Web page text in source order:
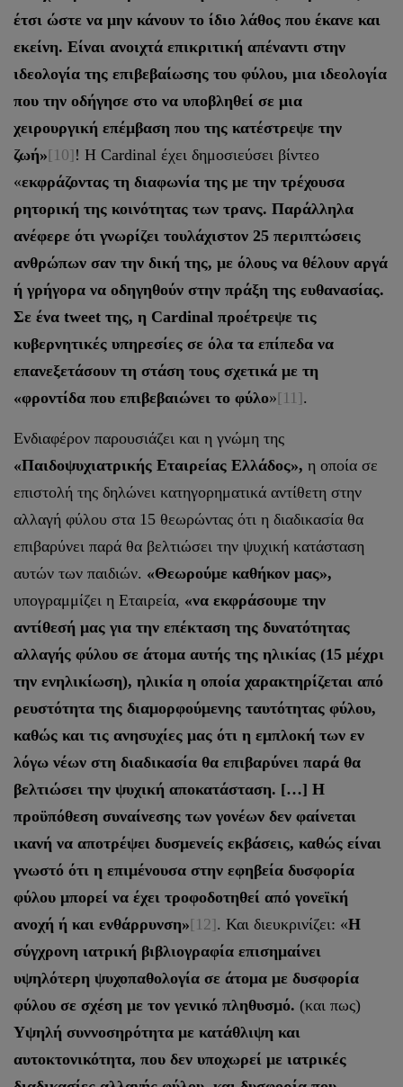
έτσι ώστε να μην κάνουν το ίδιο λάθος που έκανε και
εκείνη. Είναι ανοιχτά επικριτική απέναντι στην
ιδεολογία της επιβεβαίωσης του φύλου, μια ιδεολογία
που την οδήγησε στο να υποβληθεί σε μια
χειρουργική επέμβαση που της κατέστρεψε την
ζωή»[10]! Η Cardinal έχει δημοσιεύσει βίντεο
«εκφράζοντας τη διαφωνία της με την τρέχουσα
ρητορική της κοινότητας των τρανς. Παράλληλα
ανέφερε ότι γνωρίζει τουλάχιστον 25 περιπτώσεις
ανθρώπων σαν την δική της, με όλους να θέλουν αργά
ή γρήγορα να οδηγηθούν στην πράξη της ευθανασίας.
Σε ένα tweet της, η Cardinal προέτρεψε τις
κυβερνητικές υπηρεσίες σε όλα τα επίπεδα να
επανεξετάσουν τη στάση τους σχετικά με τη
«φροντίδα που επιβεβαιώνει το φύλο»[11].
Ενδιαφέρον παρουσιάζει και η γνώμη της
«Παιδοψυχιατρικής Εταιρείας Ελλάδος», η οποία σε
επιστολή της δηλώνει κατηγορηματικά αντίθετη στην
αλλαγή φύλου στα 15 θεωρώντας ότι η διαδικασία θα
επιβαρύνει παρά θα βελτιώσει την ψυχική κατάσταση
αυτών των παιδιών. «Θεωρούμε καθήκον μας»,
υπογραμμίζει η Εταιρεία, «να εκφράσουμε την
αντίθεσή μας για την επέκταση της δυνατότητας
αλλαγής φύλου σε άτομα αυτής της ηλικίας (15 μέχρι
την ενηλικίωση), ηλικία η οποία χαρακτηρίζεται από
ρευστότητα της διαμορφούμενης ταυτότητας φύλου,
καθώς και τις ανησυχίες μας ότι η εμπλοκή των εν
λόγω νέων στη διαδικασία θα επιβαρύνει παρά θα
βελτιώσει την ψυχική αποκατάσταση. […] Η
προϋπόθεση συναίνεσης των γονέων δεν φαίνεται
ικανή να αποτρέψει δυσμενείς εκβάσεις, καθώς είναι
γνωστό ότι η επιμένουσα στην εφηβεία δυσφορία
φύλου μπορεί να έχει τροφοδοτηθεί από γονεϊκή
ανοχή ή και ενθάρρυνση»[12]. Και διευκρινίζει: «Η
σύγχρονη ιατρική βιβλιογραφία επισημαίνει
υψηλότερη ψυχοπαθολογία σε άτομα με δυσφορία
φύλου σε σχέση με τον γενικό πληθυσμό. (και πως)
Υψηλή συννοσηρότητα με κατάθλιψη και
αυτοκτονικότητα, που δεν υποχωρεί με ιατρικές